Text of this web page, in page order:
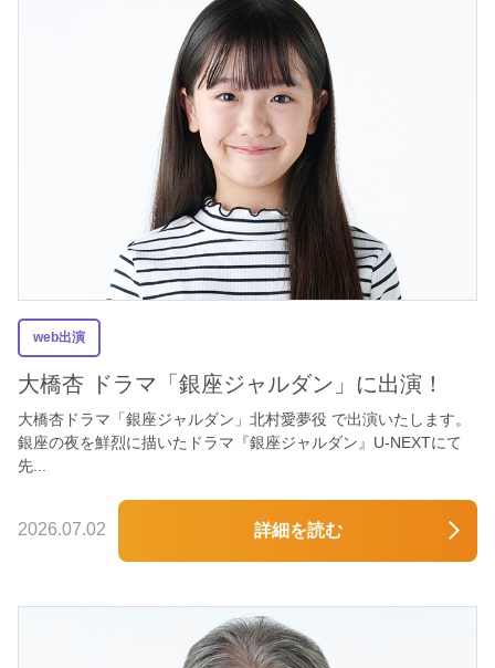
web出演
大橋杏 ドラマ「銀座ジャルダン」に出演！
大橋杏ドラマ「銀座ジャルダン」北村愛夢役 で出演いたします。
銀座の夜を鮮烈に描いたドラマ『銀座ジャルダン』U-NEXTにて
先...
2026.07.02 詳細を読む